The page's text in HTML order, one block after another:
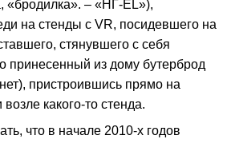
«бродилка». – «НГ‑EL»),
на стенды с VR, посидевшего на
стянувшего с себя
принесенный из дому бутерброд
пристроившись прямо на
какого‑то стенда.
что в начале 2010‑х годов